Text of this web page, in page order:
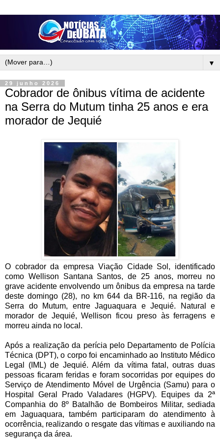
▼
29 junho 2026
Cobrador de ônibus vítima de acidente
na Serra do Mutum tinha 25 anos e era
morador de Jequié
O cobrador da empresa Viação Cidade Sol, identificado
como Wellison Santana Santos, de 25 anos, morreu no
grave acidente envolvendo um ônibus da empresa na tarde
deste domingo (28), no km 644 da BR-116, na região da
Serra do Mutum, entre Jaguaquara e Jequié. Natural e
morador de Jequié, Wellison ficou preso às ferragens e
morreu ainda no local.
Após a realização da perícia pelo Departamento de Polícia
Técnica (DPT), o corpo foi encaminhado ao Instituto Médico
Legal (IML) de Jequié. Além da vítima fatal, outras duas
pessoas ficaram feridas e foram socorridas por equipes do
Serviço de Atendimento Móvel de Urgência (Samu) para o
Hospital Geral Prado Valadares (HGPV). Equipes da 2ª
Companhia do 8º Batalhão de Bombeiros Militar, sediada
em Jaguaquara, também participaram do atendimento à
ocorrência, realizando o resgate das vítimas e auxiliando na
segurança da área.